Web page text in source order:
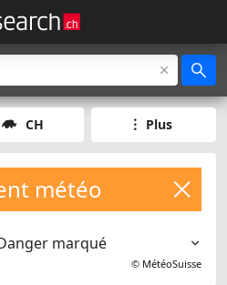
CH Plus
météo
marqué
© MétéoSuisse